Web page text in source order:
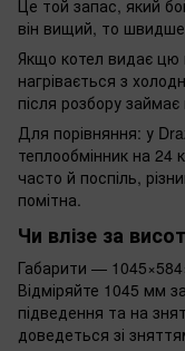
Це той запас, який
він вищий, то швидше
Якщо котел видає цю
нагрівається з
після розбору
Для порівняння: у
теплообмінник на 24
часто й поспіль,
помітна.
Чи влізе за
Габарити —
Відміряйте 1045 мм
підведення та на
доведеться зі